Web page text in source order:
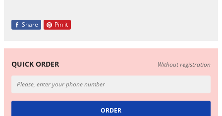
Share Pin it
QUICK ORDER Without registration